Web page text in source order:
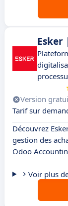
Esker
Version
Tarif sur
Découvrez
gestion des
Odoo
Voir plus